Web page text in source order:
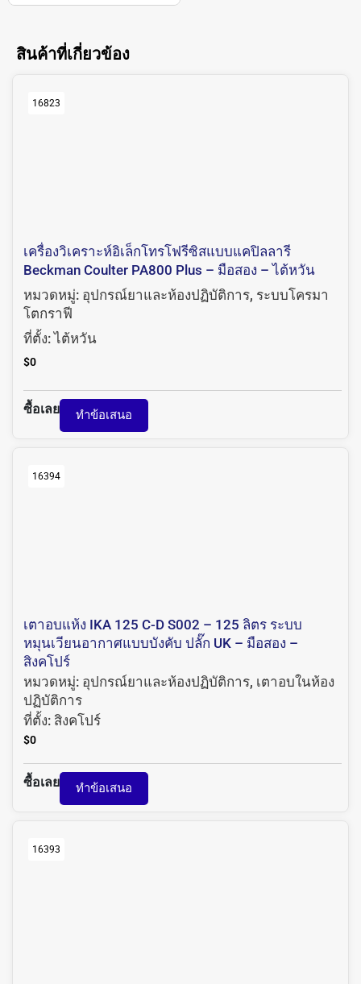
สินค้าที่เกี่ยวข้อง
16823
เครื่องวิเคราะห์อิเล็กโทรโฟรีซิสแบบแคปิลลารี
Beckman Coulter PA800 Plus – มือสอง – ไต้หวัน
หมวดหมู่: อุปกรณ์ยาและห้องปฏิบัติการ, ระบบโครมา
โตกราฟี
ที่ตั้ง:ไต้หวัน
$0
ซื้อเลย ทำข้อเสนอ
16394
เตาอบแห้ง IKA 125 C-D S002 – 125 ลิตร ระบบ
หมุนเวียนอากาศแบบบังคับ ปลั๊ก UK – มือสอง –
สิงคโปร์
หมวดหมู่: อุปกรณ์ยาและห้องปฏิบัติการ, เตาอบในห้อง
ปฏิบัติการ
ที่ตั้ง: สิงคโปร์
$0
ซื้อเลย ทำข้อเสนอ
16393